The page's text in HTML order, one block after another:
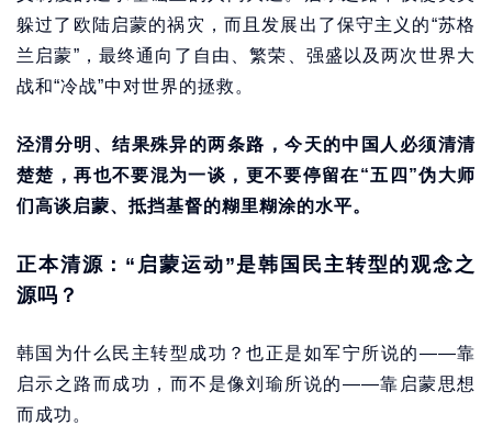
躲过了欧陆启蒙的祸灾，而且发展出了保守主义的“苏格
兰启蒙”，最终通向了自由、繁荣、强盛以及两次世界大
战和“冷战”中对世界的拯救。
泾渭分明、结果殊异的两条路，今天的中国人必须清清
楚楚，再也不要混为一谈，更不要停留在“五四”伪大师
们高谈启蒙、抵挡基督的糊里糊涂的水平。
正本清源：“启蒙运动”是韩国民主转型的观念之
源吗？
韩国为什么民主转型成功？也正是如军宁所说的——靠
启示之路而成功，而不是像刘瑜所说的——靠启蒙思想
而成功。